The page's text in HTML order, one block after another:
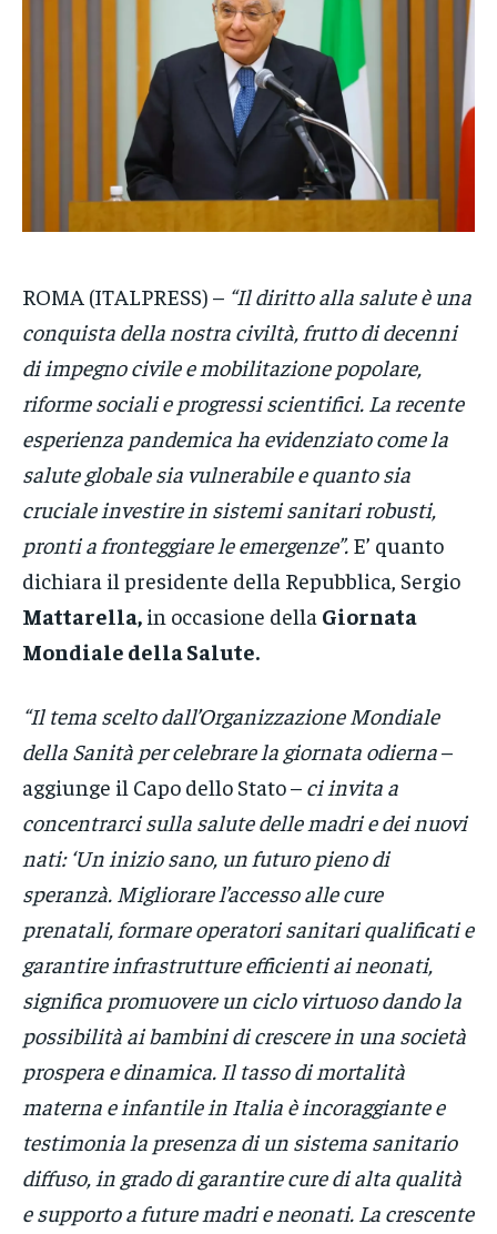
POLITICA
ECONOMIA
SPORT
GRUPPO
GRUPPO
GRUPPO
ROMA (ITALPRESS) – “Il diritto alla salute è una
conquista della nostra civiltà, frutto di decenni
di impegno civile e mobilitazione popolare,
riforme sociali e progressi scientifici. La recente
esperienza pandemica ha evidenziato come la
salute globale sia vulnerabile e quanto sia
cruciale investire in sistemi sanitari robusti,
pronti a fronteggiare le emergenze”. E’ quanto
dichiara il presidente della Repubblica, Sergio
Mattarella, in occasione della Giornata
Mondiale della Salute.
“Il tema scelto dall’Organizzazione Mondiale
della Sanità per celebrare la giornata odierna–
aggiunge il Capo dello Stato – ci invita a
concentrarci sulla salute delle madri e dei nuovi
nati: ‘Un inizio sano, un futuro pieno di
speranzà. Migliorare l’accesso alle cure
prenatali, formare operatori sanitari qualificati e
garantire infrastrutture efficienti ai neonati,
significa promuovere un ciclo virtuoso dando la
possibilità ai bambini di crescere in una società
prospera e dinamica. Il tasso di mortalità
materna e infantile in Italia è incoraggiante e
testimonia la presenza di un sistema sanitario
diffuso, in grado di garantire cure di alta qualità
e supporto a future madri e neonati. La crescente